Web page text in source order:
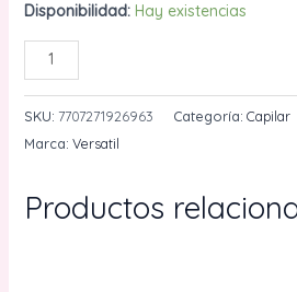
Disponibilidad: Hay existencias
Crema
Para
Peinar
Restructurante
300
SKU: 7707271926963 Categoría: Capilar
Marca: Versatil
Productos